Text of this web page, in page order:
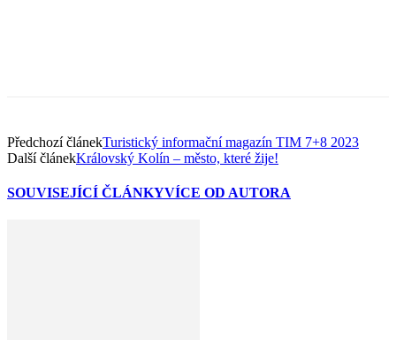
Předchozí článekTuristický informační magazín TIM 7+8 2023
Další článekKrálovský Kolín – město, které žije!
SOUVISEJÍCÍ ČLÁNKYVÍCE OD AUTORA